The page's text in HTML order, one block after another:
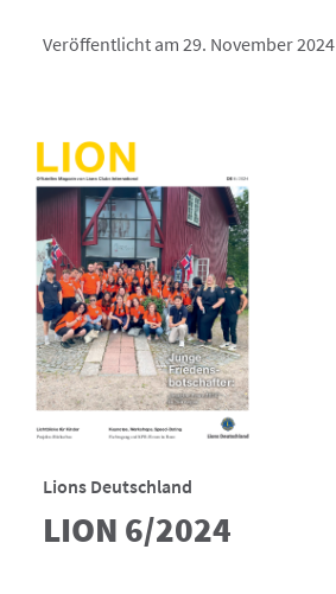
Veröffentlicht am 29. November 2024
Lions Deutschland
LION 6/2024